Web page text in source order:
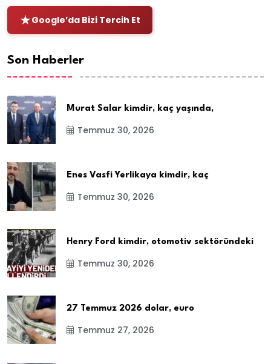
Google’da Bizi Tercih Et
Son Haberler
Murat Salar kimdir, kaç yaşında,
Temmuz 30, 2026
Enes Vasfi Yerlikaya kimdir, kaç
Temmuz 30, 2026
Henry Ford kimdir, otomotiv sektöründeki
Temmuz 30, 2026
27 Temmuz 2026 dolar, euro
Temmuz 27, 2026